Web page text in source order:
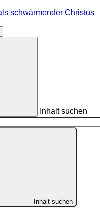
Inhalt suchen
Inhalt suchen